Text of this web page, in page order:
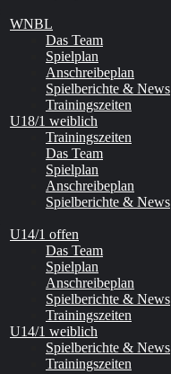
WNBL
Das Team
Spielplan
Anschreibeplan
Spielberichte & News
Trainingszeiten
U18/1 weiblich
Trainingszeiten
Das Team
Spielplan
Anschreibeplan
Spielberichte & News
U14/1 offen
Das Team
Spielplan
Anschreibeplan
Spielberichte & News
Trainingszeiten
U14/1 weiblich
Spielberichte & News
Trainingszeiten